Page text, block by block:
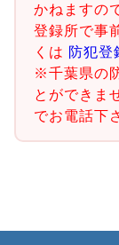
かねますの
登録所で事
くは 防犯登
※千葉県の
とができま
でお電話下